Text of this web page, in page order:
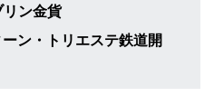
リン金貨
ン・トリエステ鉄道開